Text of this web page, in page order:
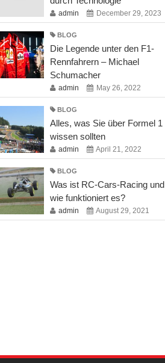
admin December 29, 2023
BLOG
Die Legende unter den F1-
Rennfahrern – Michael
Schumacher
admin May 26, 2022
BLOG
Alles, was Sie über Formel 1
wissen sollten
admin April 21, 2022
BLOG
Was ist RC-Cars-Racing und
wie funktioniert es?
admin August 29, 2021